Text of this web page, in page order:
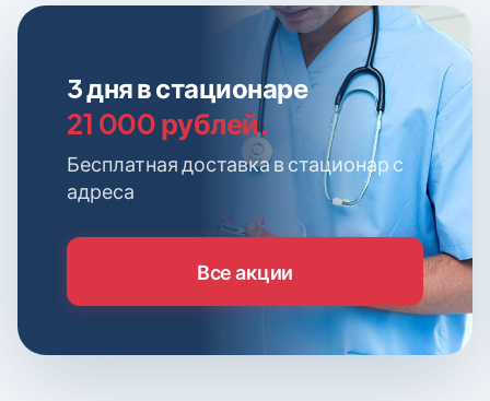
3 дня в стационаре
21 000 рублей.
Бесплатная доставка в стационар с
адреса
Все акции